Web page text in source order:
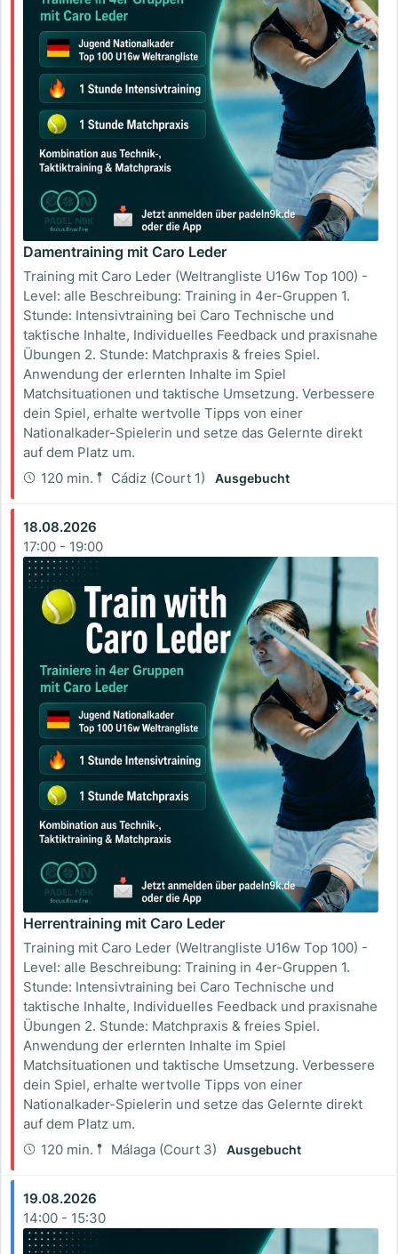
Damentraining mit Caro Leder
Training mit Caro Leder (Weltrangliste U16w Top 100) -
Level: alle Beschreibung: Training in 4er-Gruppen 1.
Stunde: Intensivtraining bei Caro Technische und
taktische Inhalte, Individuelles Feedback und praxisnahe
Übungen 2. Stunde: Matchpraxis & freies Spiel.
Anwendung der erlernten Inhalte im Spiel
Matchsituationen und taktische Umsetzung. Verbessere
dein Spiel, erhalte wertvolle Tipps von einer
Nationalkader-Spielerin und setze das Gelernte direkt
auf dem Platz um.
120 min.
Cádiz (Court 1) Ausgebucht
18.08.2026
17:00 - 19:00
Herrentraining mit Caro Leder
Training mit Caro Leder (Weltrangliste U16w Top 100) -
Level: alle Beschreibung: Training in 4er-Gruppen 1.
Stunde: Intensivtraining bei Caro Technische und
taktische Inhalte, Individuelles Feedback und praxisnahe
Übungen 2. Stunde: Matchpraxis & freies Spiel.
Anwendung der erlernten Inhalte im Spiel
Matchsituationen und taktische Umsetzung. Verbessere
dein Spiel, erhalte wertvolle Tipps von einer
Nationalkader-Spielerin und setze das Gelernte direkt
auf dem Platz um.
120 min.
Málaga (Court 3) Ausgebucht
19.08.2026
14:00 - 15:30